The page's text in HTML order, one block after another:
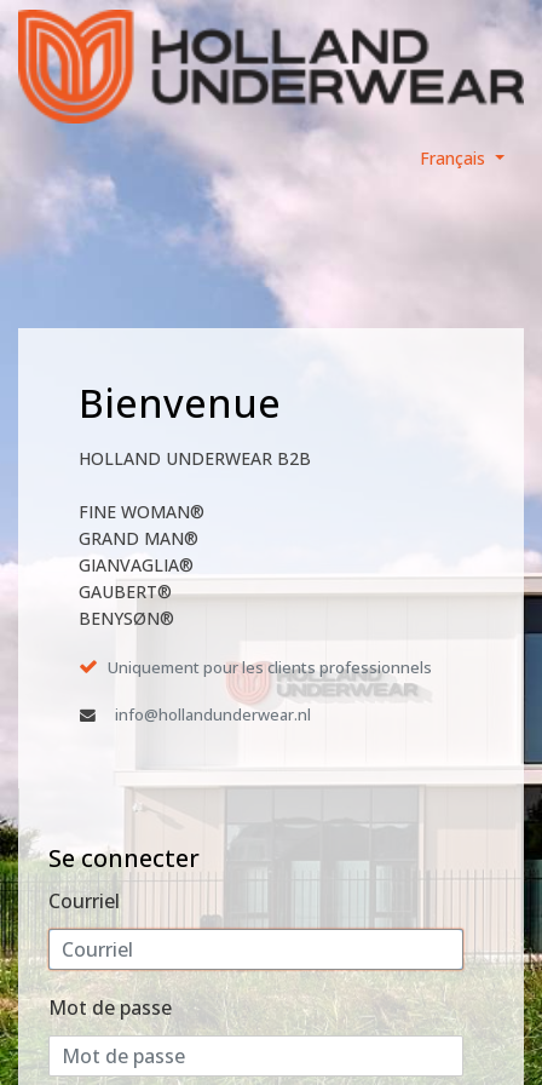
Français
Bienvenue
HOLLAND UNDERWEAR B2B
FINE WOMAN®
GRAND MAN®
GIANVAGLIA®
GAUBERT®
BENYSØN®
Uniquement pour les clients professionnels
info@hollandunderwear.nl
Se connecter
Courriel
Mot de passe